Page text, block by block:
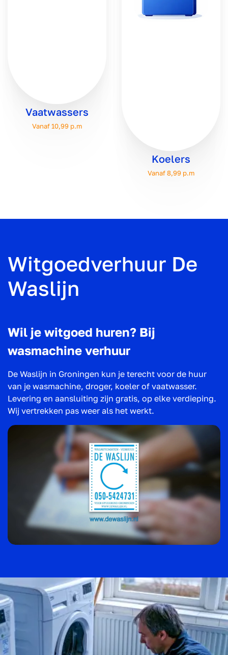
Vaatwassers
Vanaf 10,99 p.m
Koelers
Vanaf 8,99 p.m
Witgoedverhuur De
Waslijn
Wil je witgoed huren? Bij
wasmachine verhuur
De Waslijn in Groningen kun je terecht voor de huur
van je wasmachine, droger, koeler of vaatwasser.
Levering en aansluiting zijn gratis, op elke verdieping.
Wij vertrekken pas weer als het werkt.